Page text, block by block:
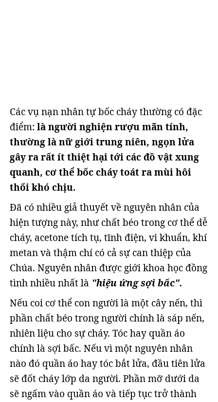
Các vụ nạn nhân tự bốc cháy thường có đặc
điểm: là người nghiện rượu mãn tính,
thường là nữ giới trung niên, ngọn lửa
gây ra rất ít thiệt hại tới các đồ vật xung
quanh, cơ thể bốc cháy toát ra mùi hôi
thối khó chịu.
Đã có nhiều giả thuyết về nguyên nhân của
hiện tượng này, như chất béo trong cơ thể dễ
cháy, acetone tích tụ, tĩnh điện, vi khuẩn, khí
metan và thậm chí có cả sự can thiệp của
Chúa. Nguyên nhân được giới khoa học đồng
tình nhiều nhất là "hiệu ứng sợi bấc".
Nếu coi cơ thể con người là một cây nến, thì
phần chất béo trong người chính là sáp nến,
nhiên liệu cho sự cháy. Tóc hay quần áo
chính là sợi bấc. Nếu vì một nguyên nhân
nào đó quần áo hay tóc bắt lửa, đầu tiên lửa
sẽ đốt cháy lớp da người. Phần mỡ dưới da
sẽ ngấm vào quần áo và tiếp tục trở thành